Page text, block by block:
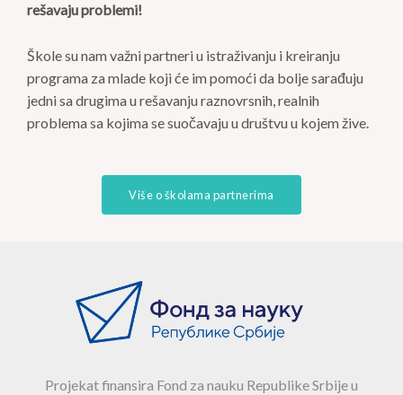
rešavaju problemi!
Škole su nam važni partneri u istraživanju i kreiranju
programa za mlade koji će im pomoći da bolje sarađuju
jedni sa drugima u rešavanju raznovrsnih, realnih
problema sa kojima se suočavaju u društvu u kojem žive.
Više o školama partnerima
Projekat finansira Fond za nauku Republike Srbije u